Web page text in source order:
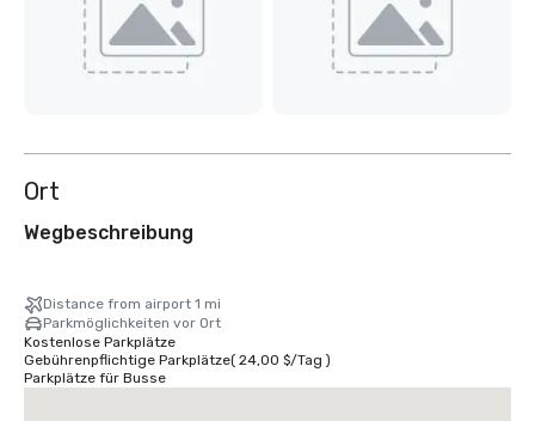
Ort
Wegbeschreibung
Distance from airport 1 mi
Parkmöglichkeiten vor Ort
Kostenlose Parkplätze
Gebührenpflichtige Parkplätze( 24,00 $/Tag )
Parkplätze für Busse